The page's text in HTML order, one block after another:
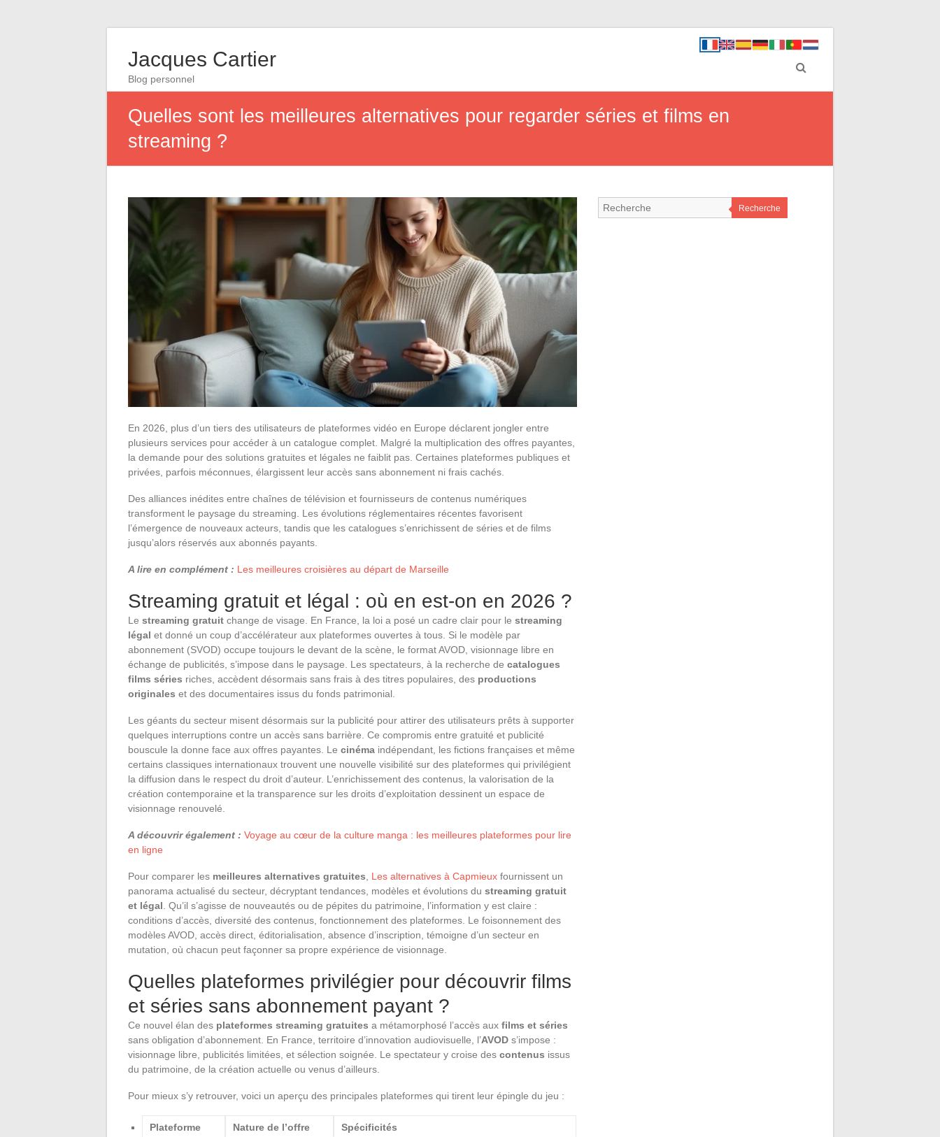
Jacques Cartier
Blog personnel
Quelles sont les meilleures alternatives pour regarder séries et films en
streaming ?
En 2026, plus d’un tiers des utilisateurs de plateformes vidéo en Europe déclarent jongler entre
plusieurs services pour accéder à un catalogue complet. Malgré la multiplication des offres payantes,
la demande pour des solutions gratuites et légales ne faiblit pas. Certaines plateformes publiques et
privées, parfois méconnues, élargissent leur accès sans abonnement ni frais cachés.
Des alliances inédites entre chaînes de télévision et fournisseurs de contenus numériques
transforment le paysage du streaming. Les évolutions réglementaires récentes favorisent
l’émergence de nouveaux acteurs, tandis que les catalogues s’enrichissent de séries et de films
jusqu’alors réservés aux abonnés payants.
A lire en complément : Les meilleures croisières au départ de Marseille
Streaming gratuit et légal : où en est-on en 2026 ?
Le streaming gratuit change de visage. En France, la loi a posé un cadre clair pour le streaming
légal et donné un coup d’accélérateur aux plateformes ouvertes à tous. Si le modèle par
abonnement (SVOD) occupe toujours le devant de la scène, le format AVOD, visionnage libre en
échange de publicités, s’impose dans le paysage. Les spectateurs, à la recherche de catalogues
films séries riches, accèdent désormais sans frais à des titres populaires, des productions
originales et des documentaires issus du fonds patrimonial.
Les géants du secteur misent désormais sur la publicité pour attirer des utilisateurs prêts à supporter
quelques interruptions contre un accès sans barrière. Ce compromis entre gratuité et publicité
bouscule la donne face aux offres payantes. Le cinéma indépendant, les fictions françaises et même
certains classiques internationaux trouvent une nouvelle visibilité sur des plateformes qui privilégient
la diffusion dans le respect du droit d’auteur. L’enrichissement des contenus, la valorisation de la
création contemporaine et la transparence sur les droits d’exploitation dessinent un espace de
visionnage renouvelé.
A découvrir également : Voyage au cœur de la culture manga : les meilleures plateformes pour lire
en ligne
Pour comparer les meilleures alternatives gratuites Les alternatives à Capmieux fournissent un
panorama actualisé du secteur, décryptant tendances, modèles et évolutions du streaming gratuit
et légal . Qu’il s’agisse de nouveautés ou de pépites du patrimoine, l’information y est claire :
conditions d’accès, diversité des contenus, fonctionnement des plateformes. Le foisonnement des
modèles AVOD, accès direct, éditorialisation, absence d’inscription, témoigne d’un secteur en
mutation, où chacun peut façonner sa propre expérience de visionnage.
Quelles plateformes privilégier pour découvrir films
et séries sans abonnement payant ?
Ce nouvel élan des plateformes streaming gratuites a métamorphosé l’accès aux films et séries
sans obligation d’abonnement. En France, territoire d’innovation audiovisuelle, l’AVOD s’impose :
visionnage libre, publicités limitées, et sélection soignée. Le spectateur y croise des contenus issus
du patrimoine, de la création actuelle ou venus d’ailleurs.
Pour mieux s’y retrouver, voici un aperçu des principales plateformes qui tirent leur épingle du jeu :
Plateforme Nature de l’offre Spécificités
Recherche